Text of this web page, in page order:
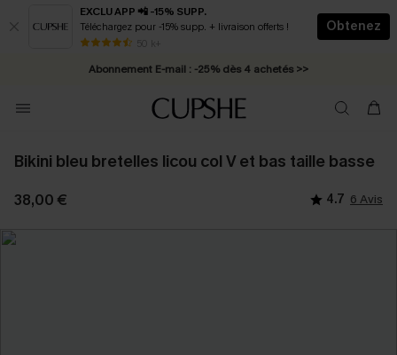
EXCLU APP 📲 -15% SUPP.
Téléchargez pour -15% supp. + livraison offerts !
50 k+
Obtenez
* Livraison éclair 2-3 jours ouvrés >>
Abonnement E-mail : -25% dès 4 achetés >>
Bikini bleu bretelles licou col V et bas taille basse
38,00 € 4.7 6 Avis